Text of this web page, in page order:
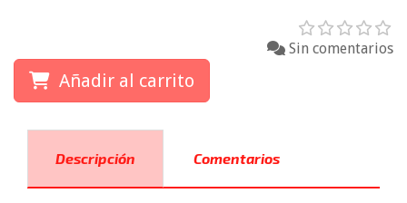
Sin comentarios
Añadir al carrito
Descripción Comentarios